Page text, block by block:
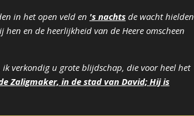
in het open veld en 's nachts de wacht hielden
en de heerlijkheid van de Heere omscheen
ik verkondig u grote blijdschap, die voor heel het
Zaligmaker, in de stad van David; Hij is